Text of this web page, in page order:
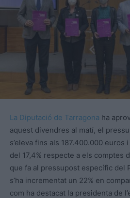
La Diputació de Tarragona ha
aquest divendres al matí, el
s’eleva fins als 187.400.000
del 17,4% respecte a els comptes
que fa al pressupost específic del
s’ha incrementat un 22% en
com ha destacat la presidenta de